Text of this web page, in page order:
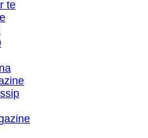
te